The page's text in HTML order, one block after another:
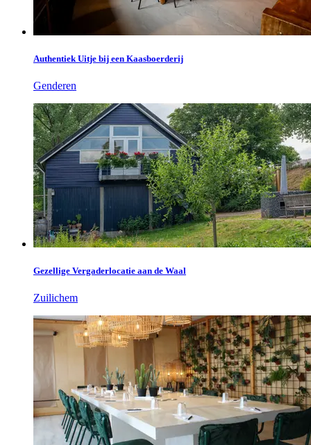
Authentiek Uitje bij een Kaasboerderij
Genderen
Gezellige Vergaderlocatie aan de Waal
Zuilichem